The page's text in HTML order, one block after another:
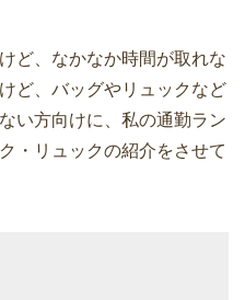
ど、なかなか時間が取れな
ど、バッグやリュックなど
い方向けに、私の通勤ラン
・リュックの紹介をさせて